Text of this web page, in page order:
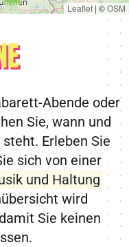
Leaflet | ©OSM
Abende oder
Sie, wann und
Erleben Sie
sich von einer
und Haltung
wird
Sie keinen